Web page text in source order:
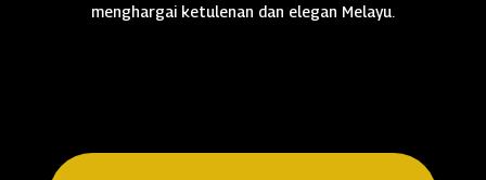
menghargai ketulenan dan elegan Melayu.